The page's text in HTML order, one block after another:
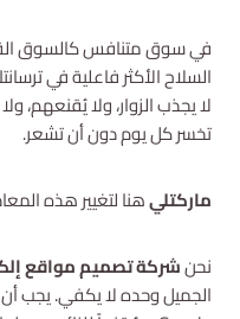
في سوق متنافس كالسوق
السلاح الأكثر فاعلية في
لا يجذب الزوار، ولا يُقنعهم،
تخسر كل يوم دون أن تشعر.
ماركتليهنا لتغيير هذه
نحنشركة تصميم مواقع
الجميل وحده لا يكفي. يجب